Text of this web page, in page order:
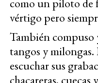
como un piloto de
vértigo pero
También
tangos y milongas.
escuchar sus
chacareras,